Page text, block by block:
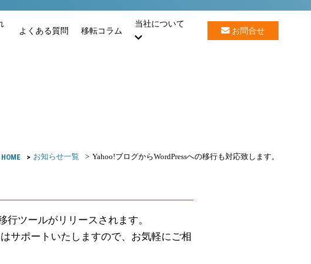
よくある質問 移転コラム
当社について
お問合せ
HOME お知らせ一覧 Yahoo!ブログからWordPressへの移行も対応致します。
ツールがリリースされます。
サポートいたしますので、お気軽にご相